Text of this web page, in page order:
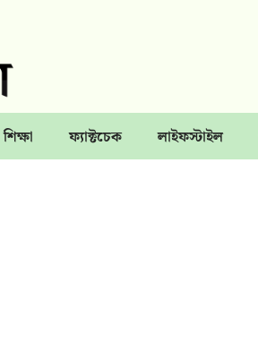
শিক্ষা ফ্যাক্টচেক লাইফস্টাইল